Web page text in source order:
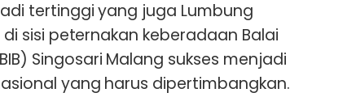
tertinggi yang juga Lumbung
sisi peternakan keberadaan Balai
Singosari Malang sukses menjadi
yang harus dipertimbangkan.